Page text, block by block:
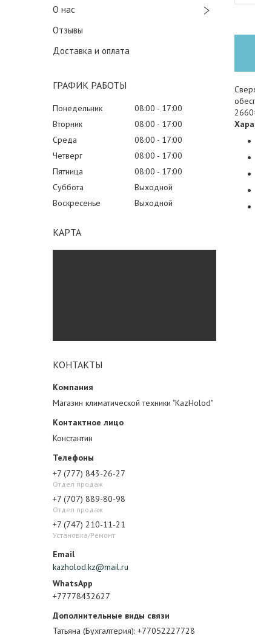
О нас
Отзывы
Доставка и оплата
ГРАФИК РАБОТЫ
Понедельник 08:00
17:00
Вторник
08:00
17:00
Среда
08:00
17:00
Четверг
08:00
17:00
Пятница
08:00
17:00
Суббота
Выходной
Воскресенье
Выходной
КАРТА
КОНТАКТЫ
Магазин климатической техники "KazHolod"
Константин
+7 (777) 843-26-27
Отдел продаж
+7 (707) 889-80-98
Отдел продаж
+7 (747) 210-11-21
Установка/Ремонт
kazholod.kz@mail.ru
+77778432627
Татьяна (Бухгалтерия) +77052227728